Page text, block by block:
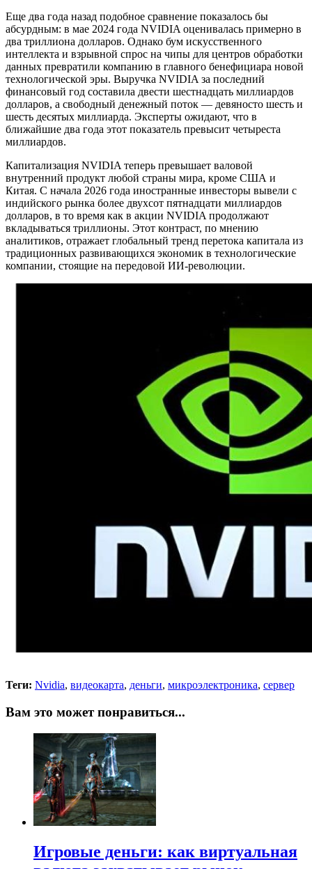
Еще два года назад подобное сравнение показалось бы
абсурдным: в мае 2024 года NVIDIA оценивалась примерно в
два триллиона долларов. Однако бум искусственного
интеллекта и взрывной спрос на чипы для центров обработки
данных превратили компанию в главного бенефициара новой
технологической эры. Выручка NVIDIA за последний
финансовый год составила двести шестнадцать миллиардов
долларов, а свободный денежный поток — девяносто шесть и
шесть десятых миллиарда. Эксперты ожидают, что в
ближайшие два года этот показатель превысит четыреста
миллиардов.
Капитализация NVIDIA теперь превышает валовой
внутренний продукт любой страны мира, кроме США и
Китая. С начала 2026 года иностранные инвесторы вывели с
индийского рынка более двухсот пятнадцати миллиардов
долларов, в то время как в акции NVIDIA продолжают
вкладываться триллионы. Этот контраст, по мнению
аналитиков, отражает глобальный тренд перетока капитала из
традиционных развивающихся экономик в технологические
компании, стоящие на передовой ИИ-революции.
Теги: Nvidia, видеокарта, деньги, микроэлектроника, сервер
Вам это может понравиться...
Игровые деньги: как виртуальная